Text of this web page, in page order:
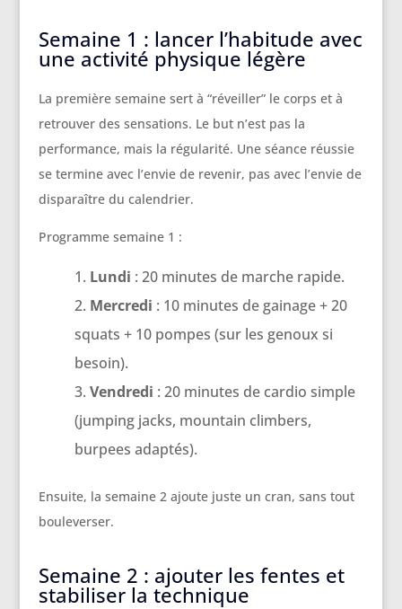
Semaine 1 : lancer l’habitude avec
une activité physique légère
La première semaine sert à “réveiller” le corps et à
retrouver des sensations. Le but n’est pas la
performance, mais la régularité. Une séance réussie
se termine avec l’envie de revenir, pas avec l’envie de
disparaître du calendrier.
Programme semaine 1 :
Lundi : 20 minutes de marche rapide.
Mercredi : 10 minutes de gainage + 20
squats + 10 pompes (sur les genoux si
besoin).
Vendredi : 20 minutes de cardio simple
(jumping jacks, mountain climbers,
burpees adaptés).
Ensuite, la semaine 2 ajoute juste un cran, sans tout
bouleverser.
Semaine 2 : ajouter les fentes et
stabiliser la technique